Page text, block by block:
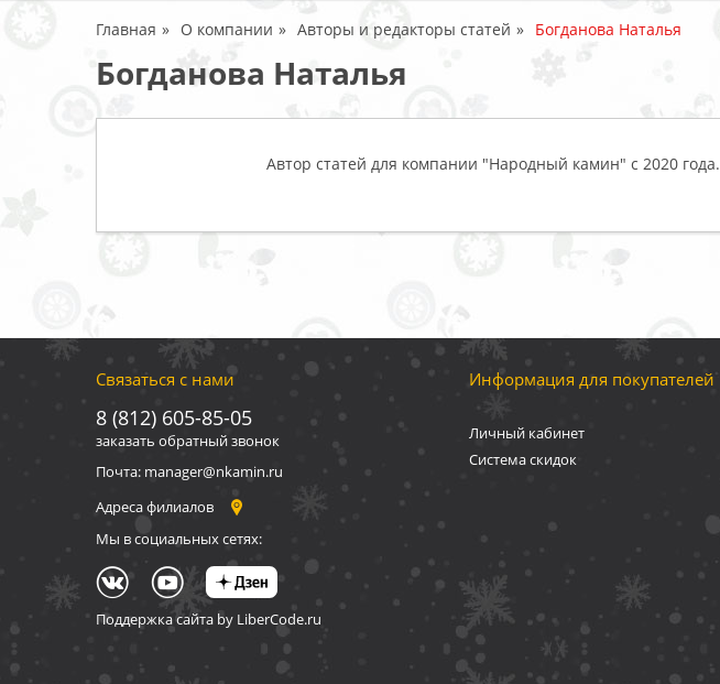
Условия продажи и
возврата товара
Пользовательское
соглашение
Гарантия и возврат
Главная О компании Авторы и редакторы статей Богданова Наталья
Богданова Наталья
Автор статей для компании "Народный камин" с 2020 года.
Связаться с нами
8 (812) 605-85-05
заказать обратный звонок
Почта: manager@nkamin.ru
Адреса филиалов
Мы в социальных сетях:
Поддержка сайта by LiberCode.ru
Информация для покупателей
Личный кабинет
Система скидок